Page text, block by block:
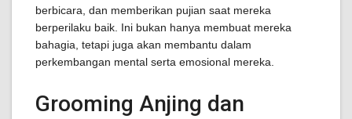
berbicara, dan memberikan pujian saat mereka
berperilaku baik. Ini bukan hanya membuat mereka
bahagia, tetapi juga akan membantu dalam
perkembangan mental serta emosional mereka.
Grooming Anjing dan